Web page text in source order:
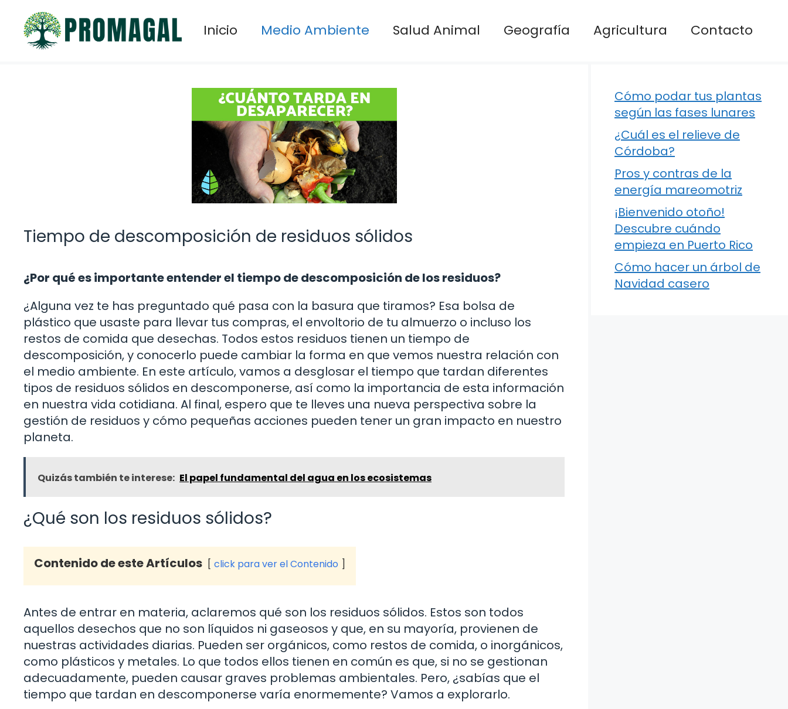
contenido
Inicio Medio Ambiente Salud Animal Geografía Agricultura Contacto
Tiempo de descomposición de residuos sólidos
¿Por qué es importante entender el tiempo de descomposición de los residuos?
¿Alguna vez te has preguntado qué pasa con la basura que tiramos? Esa bolsa de
plástico que usaste para llevar tus compras, el envoltorio de tu almuerzo o incluso los
restos de comida que desechas. Todos estos residuos tienen un tiempo de
descomposición, y conocerlo puede cambiar la forma en que vemos nuestra relación con
el medio ambiente. En este artículo, vamos a desglosar el tiempo que tardan diferentes
tipos de residuos sólidos en descomponerse, así como la importancia de esta información
en nuestra vida cotidiana. Al final, espero que te lleves una nueva perspectiva sobre la
gestión de residuos y cómo pequeñas acciones pueden tener un gran impacto en nuestro
planeta.
Quizás también te interese: El papel fundamental del agua en los ecosistemas
¿Qué son los residuos sólidos?
Contenido de este Artículos click para ver el Contenido
Antes de entrar en materia, aclaremos qué son los residuos sólidos. Estos son todos
aquellos desechos que no son líquidos ni gaseosos y que, en su mayoría, provienen de
nuestras actividades diarias. Pueden ser orgánicos, como restos de comida, o inorgánicos,
como plásticos y metales. Lo que todos ellos tienen en común es que, si no se gestionan
adecuadamente, pueden causar graves problemas ambientales. Pero, ¿sabías que el
tiempo que tardan en descomponerse varía enormemente? Vamos a explorarlo.
Cómo podar tus plantas
según las fases lunares
¿Cuál es el relieve de
Córdoba?
Pros y contras de la
energía mareomotriz
¡Bienvenido otoño!
Descubre cuándo
empieza en Puerto Rico
Cómo hacer un árbol de
Navidad casero